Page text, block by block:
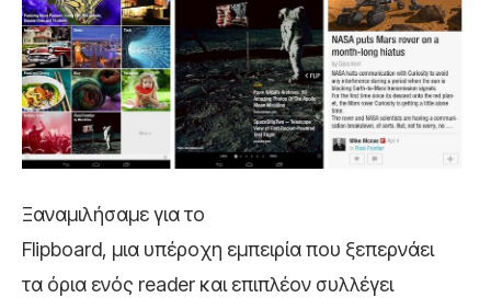
Ξαναμιλήσαμε για το
Flipboard, μια υπέροχη εμπειρία που ξεπερνάει
τα όρια ενός reader και επιπλέον συλλέγει